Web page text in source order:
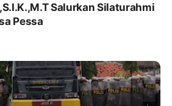
Salurkan Silaturahmi
Pessa